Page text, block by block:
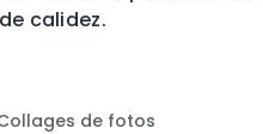
calidez.
de fotos